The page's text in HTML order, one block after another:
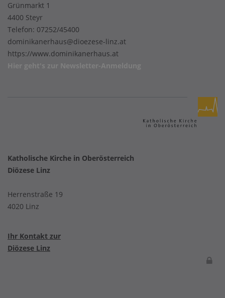
Grünmarkt 1
4400 Steyr
Telefon: 07252/45400
dominikanerhaus@dioezese-linz.at
https://www.dominikanerhaus.at
Hier geht's zur Newsletter-Anmeldung
Katholische Kirche in Oberösterreich
Diözese Linz
Herrenstraße 19
4020 Linz
Ihr Kontakt zur
Diözese Linz